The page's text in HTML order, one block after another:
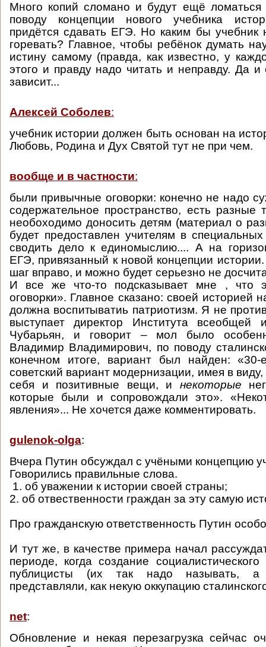
Много копий сломано и будут ещё ломаться
поводу концепции нового учебника
придётся сдавать ЕГЭ. Но каким бы учебник
горевать? Главное, чтобы ребёнок думать
истину самому (правда, как известно, у
этого и правду надо читать и неправду. Да и
зависит...
Алексей Соболев:
учебник истории должен быть основан на
Любовь, Родина и Дух Святой тут не при чем.
вообще и в частности:
были привычные оговорки: конечно не надо
содержательное пространство, есть разные
необоходимо доносить детям (материал о
будет предоставлен учителям в
сводить дело к единомыслию.... А на
ЕГЭ, привязанный к новой концепции
шаг вправо, и можно будет серьезно не
И все же что-то подсказывает мне , что
оговорки». Главное сказано: своей историей
должна воспитыватиь патриотизм. Я не
выступает директор Института всеобщей
Чубарьян, и говорит – мол было
Владимир Владимирович, по поводу
конечном итоге, вариант был найден:
советский вариант модернизации, имея в виду,
себя и позитивные вещи, и некоторые
которые были и сопровождали это».
явления»... Не хочется даже комментировать.
gulenok-olga:
Вчера Путин обсуждал с учёными концепцию
Говорились правильные слова.
1. об уважении к истории своей страны;
2. об отвественности граждан за эту самую
Про гражданскую ответственность Путин
И тут же, в качестве примера начал
периоде, когда создание
публицисты (их так надо называть, а
представляли, как некую оккупацию
net:
Обновление и некая перезагрузка сейчас